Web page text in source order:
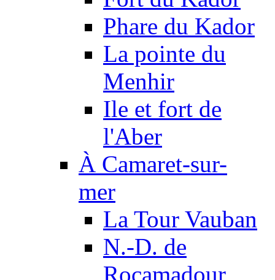
Phare du Kador
La pointe du
Menhir
Ile et fort de
l'Aber
À Camaret-sur-
mer
La Tour Vauban
N.-D. de
Rocamadour